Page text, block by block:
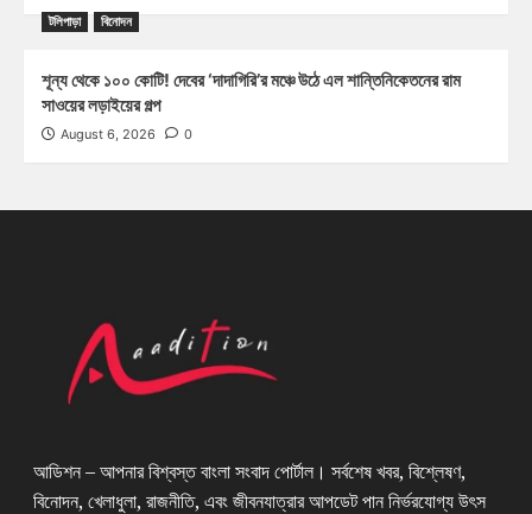
টলিপাড়া বিনোদন
শূন্য থেকে ১০০ কোটি! দেবের ‘দাদাগিরি’র মঞ্চে উঠে এল শান্তিনিকেতনের রাম
সাওয়ের লড়াইয়ের গল্প
August 6, 2026 0
আডিশন – আপনার বিশ্বস্ত বাংলা সংবাদ পোর্টাল। সর্বশেষ খবর, বিশ্লেষণ,
বিনোদন, খেলাধুলা, রাজনীতি, এবং জীবনযাত্রার আপডেট পান নির্ভরযোগ্য উৎস